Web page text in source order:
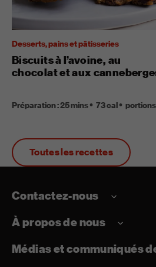
Desserts, pains et pâtisseries
Biscuits à l’avoine, au
chocolat et aux
Préparation : 25 mins 73 cal
Toutes les recettes
Contactez-nous
À propos de nous
Médias et communiqués